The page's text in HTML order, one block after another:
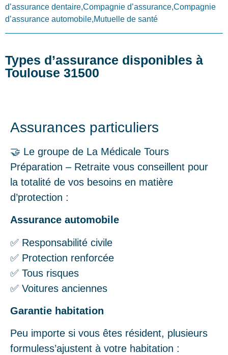
d’assurance dentaire,Compagnie d’assurance,Compagnie
d’assurance automobile,Mutuelle de santé
Types d’assurance disponibles à
Toulouse 31500
Assurances particuliers
🤝 Le groupe de La Médicale Tours
Préparation – Retraite vous conseillent pour
la totalité de vos besoins en matière
d’protection :
Assurance automobile
✅ Responsabilité civile
✅ Protection renforcée
✅ Tous risques
✅ Voitures anciennes
Garantie habitation
Peu importe si vous êtes résident, plusieurs
formuless’ajustent à votre habitation :